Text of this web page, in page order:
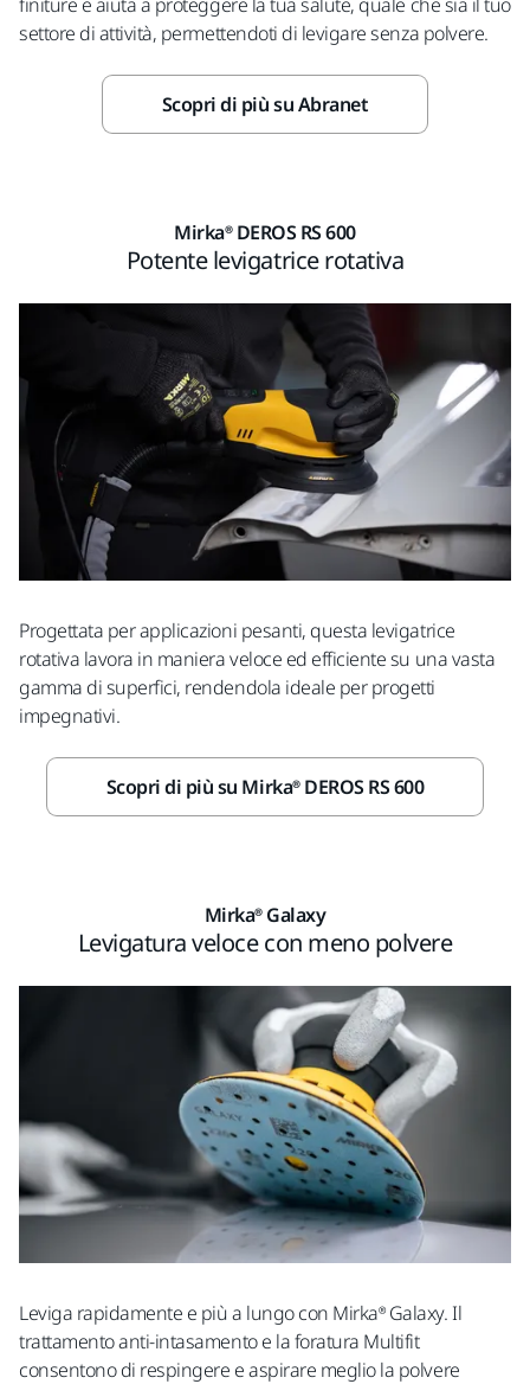
settore di attività, permettendoti di levigare senza polvere.
Scopri di più su Abranet
Mirka® DEROS RS 600
Potente levigatrice rotativa
Progettata per applicazioni pesanti, questa levigatrice
rotativa lavora in maniera veloce ed efficiente su una vasta
gamma di superfici, rendendola ideale per progetti
impegnativi.
Scopri di più su Mirka® DEROS RS 600
Mirka® Galaxy
Levigatura veloce con meno polvere
Leviga rapidamente e più a lungo con Mirka® Galaxy. Il
trattamento anti-intasamento e la foratura Multifit
consentono di respingere e aspirare meglio la polvere